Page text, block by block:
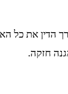
הדין את כל
חזקה.